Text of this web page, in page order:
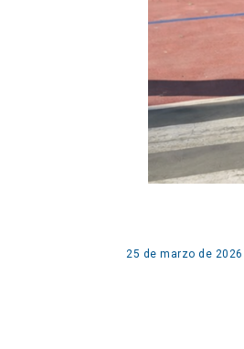
25 de marzo de 2026